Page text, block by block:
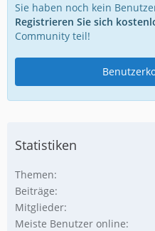
Sie haben noch kein
Registrieren Sie sich
Community teil!
Statistiken
Themen
Beiträge
Mitglieder
Meiste Benutzer online